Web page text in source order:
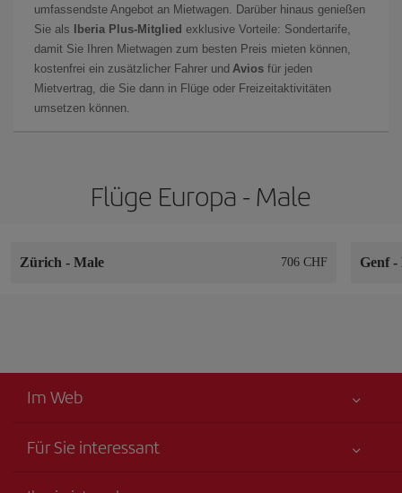
umfassendste Angebot an Mietwagen. Darüber hinaus genießen
Sie als
Iberia Plus-Mitglied exklusive Vorteile: Sondertarife,
damit Sie Ihren Mietwagen zum besten Preis mieten können,
kostenfrei ein zusätzlicher Fahrer und Avios für jeden
Mietvertrag, die Sie dann in Flüge oder Freizeitaktivitäten
umsetzen können.
Flüge Europa - Male
Zürich - Male 706 CHF Genf-
Im Web
Für Sie interessant